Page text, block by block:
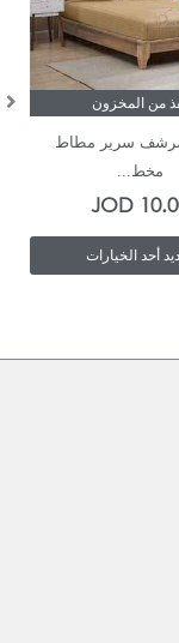
من المخزون
سرير مطاط
مخط...
JOD
أحد الخيارات
الأشكال
المختلفة
لهذا
يمكن
اختيار
الخيارات
على
المنتج